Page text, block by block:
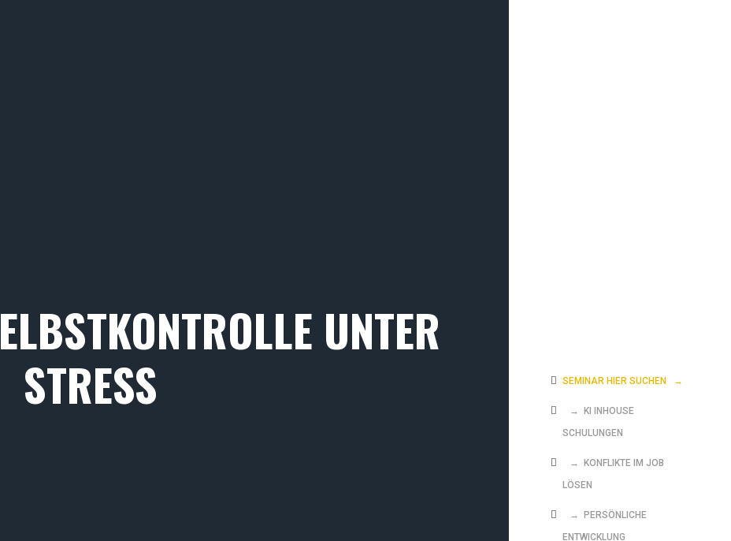
SEMINAR HIER SUCHEN →
→ KI INHOUSE
SCHULUNGEN
→ KONFLIKTE IM JOB
LÖSEN
→ PERSÖNLICHE
ENTWICKLUNG
UNTER
STRESS